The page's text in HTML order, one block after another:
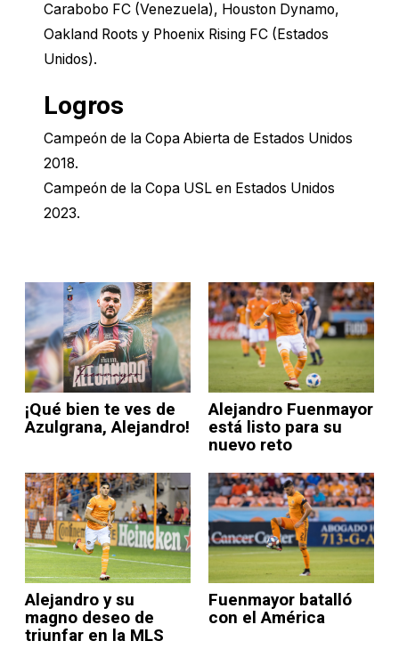
Carabobo FC (Venezuela), Houston Dynamo,
Oakland Roots y Phoenix Rising FC (Estados
Logros
Campeón de la Copa Abierta de Estados Unidos
2018.
Campeón de la Copa USL en Estados Unidos
2023.
¡Qué bien te ves de
Azulgrana, Alejandro!
Alejandro Fuenmayor
está listo para su
nuevo reto
Alejandro y su
magno deseo de
triunfar en la MLS
Fuenmayor batalló
con el América